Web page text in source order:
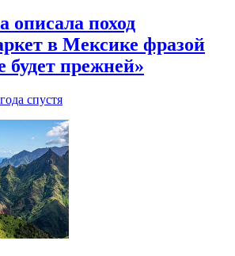
описала поход
в Мексике фразой
будет прежней»
спустя